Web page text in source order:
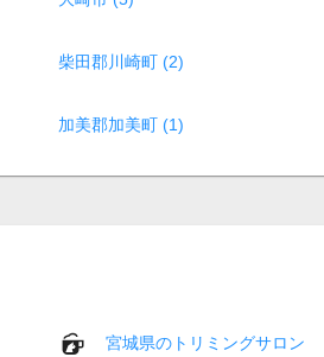
柴田郡川崎町 (2)
加美郡加美町 (1)
宮城県のトリミングサロン